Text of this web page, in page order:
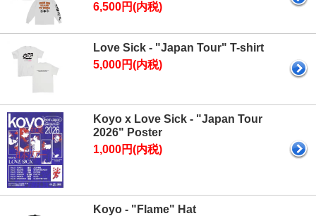
6,500円(内税)
Love Sick - "Japan Tour" T-shirt
5,000円(内税)
Koyo x Love Sick - "Japan Tour
2026" Poster
1,000円(内税)
Koyo - "Flame" Hat